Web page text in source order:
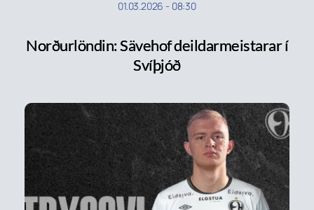
01.03.2026 - 08:30
Norðurlöndin: Sävehof deildarmeistarar í
Svíþjóð